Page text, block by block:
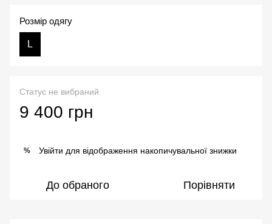
Розмір одягу
L
Статус не вибраний
9 400 грн
% Увійти для відображення накопичувальної знижки
До обраного Порівняти